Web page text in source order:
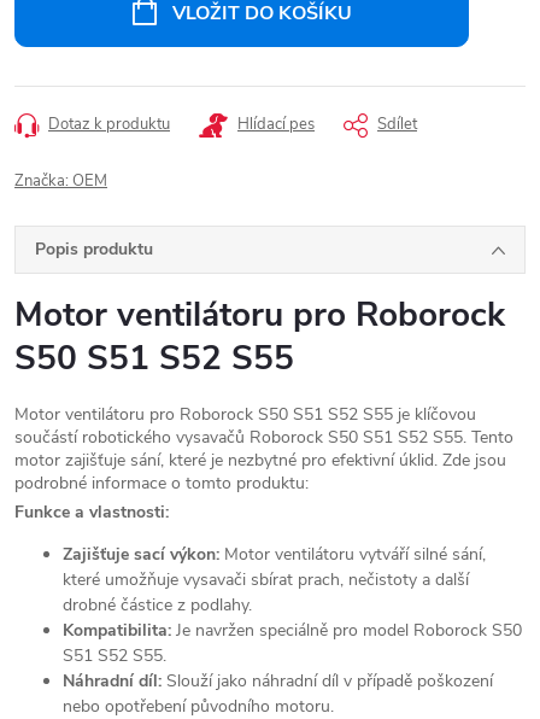
VLOŽIT DO KOŠÍKU
Dotaz k produktu Hlídací pes Sdílet
Značka: OEM
Popis produktu
Motor ventilátoru pro Roborock
S50 S51 S52 S55
Motor ventilátoru pro Roborock S50 S51 S52 S55 je klíčovou
součástí robotického vysavačů Roborock S50 S51 S52 S55. Tento
motor zajišťuje sání, které je nezbytné pro efektivní úklid. Zde jsou
podrobné informace o tomto produktu:
Funkce a vlastnosti:
Zajišťuje sací výkon: Motor ventilátoru vytváří silné sání,
které umožňuje vysavači sbírat prach, nečistoty a další
drobné částice z podlahy.
Kompatibilita: Je navržen speciálně pro model Roborock S50
S51 S52 S55.
Náhradní díl: Slouží jako náhradní díl v případě poškození
nebo opotřebení původního motoru.